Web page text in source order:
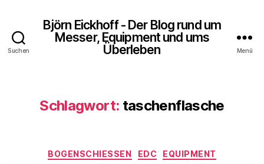
Suchen
Björn Eickhoff - Der Blog rund um
Messer, Equipment und ums
Überleben
Menü
Schlagwort: taschenflasche
Kategorien
BOGENSCHIESSEN EDC
EQUIPMENT